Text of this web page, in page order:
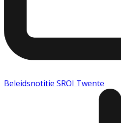
Beleidsnotitie SROI Twente